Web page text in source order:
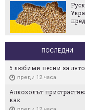
ПОСЛЕДНИ
5 любими песни за
преди 12 часа
Алкохолът
как